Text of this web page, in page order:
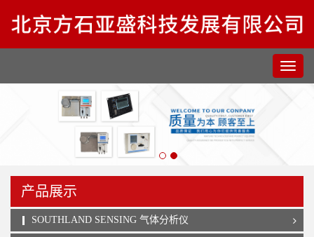
产品展示
SOUTHLAND SENSING 气体分析仪